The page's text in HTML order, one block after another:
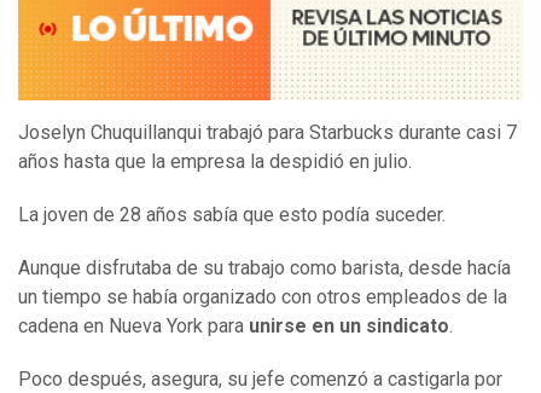
Joselyn Chuquillanqui trabajó para Starbucks durante casi 7
años hasta que la empresa la despidió en julio.
La joven de 28 años sabía que esto podía suceder.
Aunque disfrutaba de su trabajo como barista, desde hacía
un tiempo se había organizado con otros empleados de la
cadena en Nueva York para unirse en un sindicato.
Poco después, asegura, su jefe comenzó a castigarla por